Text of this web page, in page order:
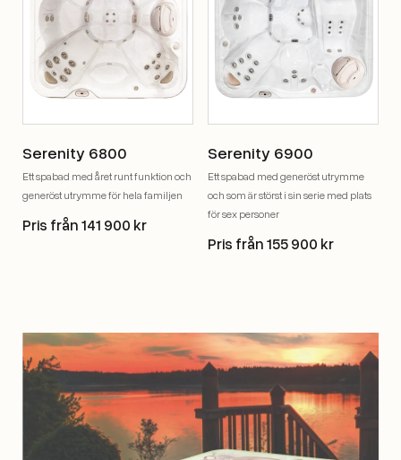
Serenity 6800
Ett spabad med året runt funktion och
generöst utrymme för hela familjen
Pris från 141 900 kr
Serenity 6900
Ett spabad med generöst utrymme
och som är störst i sin serie med plats
för sex personer
Pris från 155 900 kr